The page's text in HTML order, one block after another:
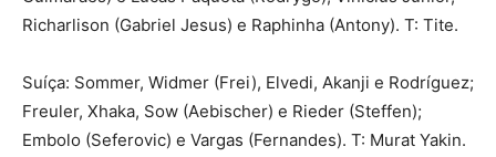
Richarlison (Gabriel Jesus) e Raphinha (Antony). T: Tite.
Suíça: Sommer, Widmer (Frei), Elvedi, Akanji e Rodríguez;
Freuler, Xhaka, Sow (Aebischer) e Rieder (Steffen);
Embolo (Seferovic) e Vargas (Fernandes). T: Murat Yakin.